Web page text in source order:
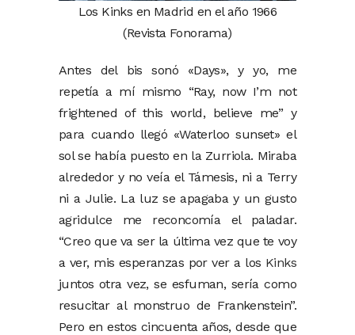
Los Kinks en Madrid en el año 1966
(Revista Fonorama)
Antes del bis sonó «Days», y yo, me
repetía a mí mismo “Ray, now I’m not
frightened of this world, believe me” y
para cuando llegó «Waterloo sunset» el
sol se había puesto en la Zurriola. Miraba
alrededor y no veía el Támesis, ni a Terry
ni a Julie. La luz se apagaba y un gusto
agridulce me reconcomía el paladar.
“Creo que va ser la última vez que te voy
a ver, mis esperanzas por ver a los Kinks
juntos otra vez, se esfuman, sería como
resucitar al monstruo de Frankenstein”.
Pero en estos cincuenta años, desde que